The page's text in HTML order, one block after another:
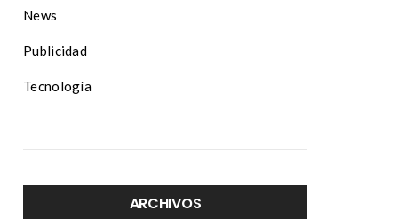
News
Publicidad
Tecnología
ARCHIVOS